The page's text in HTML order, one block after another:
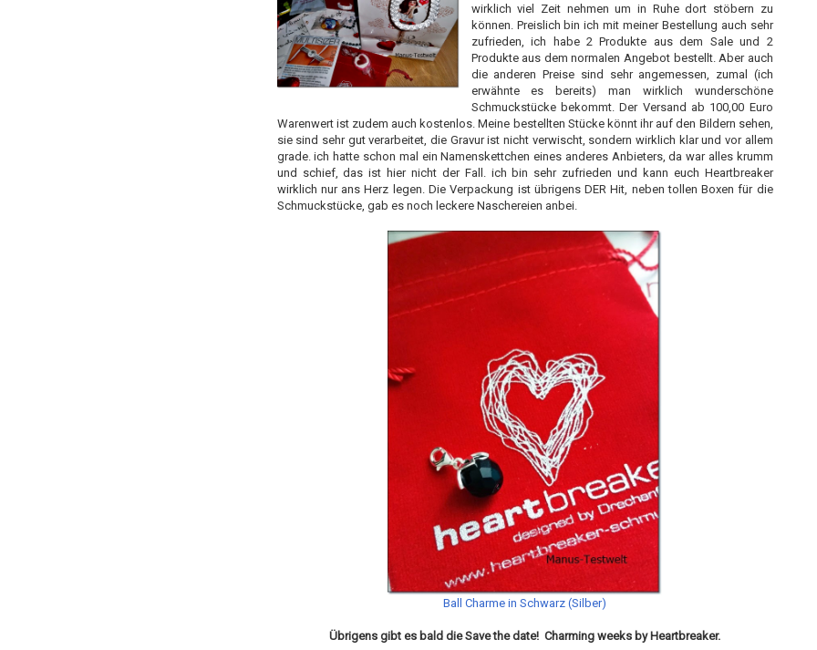
wirklich viel Zeit nehmen um in Ruhe dort stöbern zu
können. Preislich bin ich mit meiner Bestellung auch sehr
zufrieden, ich habe 2 Produkte aus dem Sale und 2
Produkte aus dem normalen Angebot bestellt. Aber auch
die anderen Preise sind sehr angemessen, zumal (ich
erwähnte es bereits) man wirklich wunderschöne
Schmuckstücke bekommt. Der Versand ab 100,00 Euro
Warenwert ist zudem auch kostenlos. Meine bestellten Stücke könnt ihr auf den Bildern sehen,
sie sind sehr gut verarbeitet, die Gravur ist nicht verwischt, sondern wirklich klar und vor allem
grade. ich hatte schon mal ein Namenskettchen eines anderes Anbieters, da war alles krumm
und schief, das ist hier nicht der Fall. ich bin sehr zufrieden und kann euch Heartbreaker
wirklich nur ans Herz legen. Die Verpackung ist übrigens DER Hit, neben tollen Boxen für die
Schmuckstücke, gab es noch leckere Naschereien anbei.
Ball Charme in Schwarz (Silber)
Übrigens gibt es bald die Save the date! Charming weeks by Heartbreaker.